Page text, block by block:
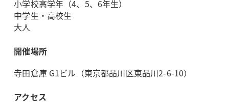
小学校高学年（4、5、6年生）
中学生・高校生
大人
開催場所
寺田倉庫 G1ビル（東京都品川区東品川2-6-10）
アクセス